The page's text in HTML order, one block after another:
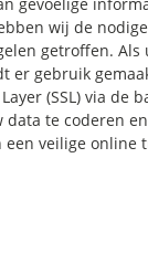
wij de nodige
getroffen. Als
er gebruik
(SSL) via de
data te coderen
een veilige online